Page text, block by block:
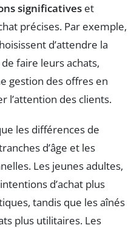
significatives et
précises. Par exemple,
d’attendre la
faire leurs achats,
gestion des offres en
l’attention des clients.
les différences de
d’âge et les
Les jeunes adultes,
d’achat plus
tandis que les aînés
plus utilitaires. Les